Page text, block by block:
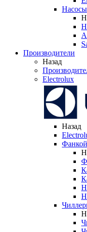
Насосы
Производители
Назад
Electrolux
Назад